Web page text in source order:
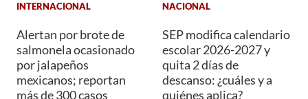
INTERNACIONAL
Alertan por brote de
salmonela ocasionado
por jalapeños
mexicanos; reportan
más de 300 casos
NACIONAL
SEP modifica calendario
escolar 2026-2027 y
quita 2 días de
descanso: ¿cuáles y a
quiénes aplica?